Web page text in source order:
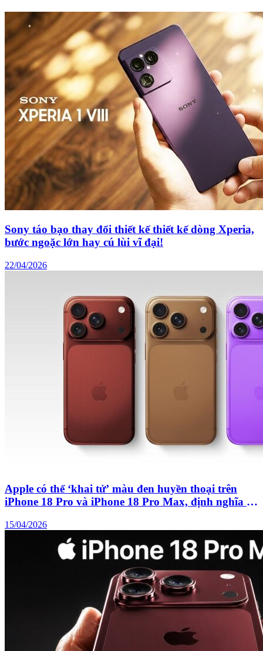
Sony táo bạo thay đổi thiết kế thiết kế dòng Xperia,
bước ngoặc lớn hay cú lùi vĩ đại!
22/04/2026
Apple có thể ‘khai tử’ màu đen huyền thoại trên
iPhone 18 Pro và iPhone 18 Pro Max, định nghĩa lại
15/04/2026